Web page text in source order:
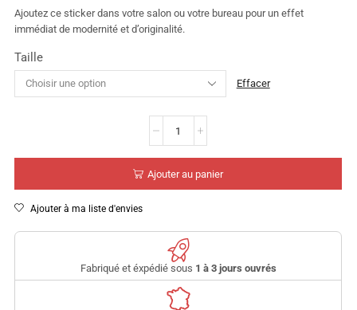
Ajoutez ce sticker dans votre salon ou votre bureau pour un effet
immédiat de modernité et d’originalité.
Taille
Effacer
Ajouter au panier
Ajouter à ma liste d'envies
Fabriqué et éxpédié sous 1 à 3 jours ouvrés